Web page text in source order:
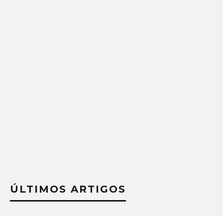
ÚLTIMOS ARTIGOS